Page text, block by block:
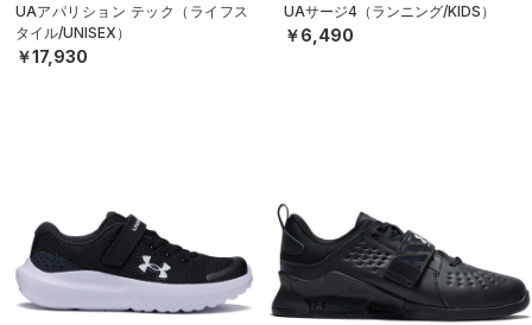
UAアパリション テック（ライフス
タイル/UNISEX）
￥17,930
UAサージ4（ランニング/KIDS）
￥6,490